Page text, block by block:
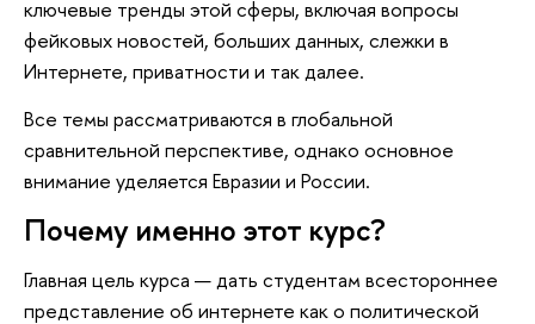
ключевые тренды этой сферы, включая вопросы
фейковых новостей, больших данных, слежки в
Интернете, приватности и так далее.
Все темы рассматриваются в глобальной
сравнительной перспективе, однако основное
внимание уделяется Евразии и России.
Почему именно этот курс?
Главная цель курса — дать студентам всестороннее
представление об интернете как о политической